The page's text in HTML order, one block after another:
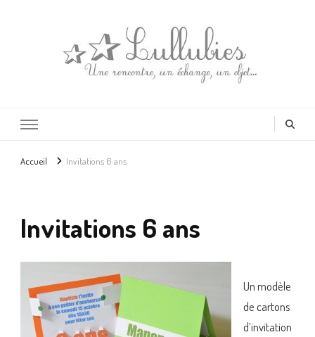
Accueil Invitations 6 ans
Invitations 6 ans
Un modèle
de cartons
d’invitation